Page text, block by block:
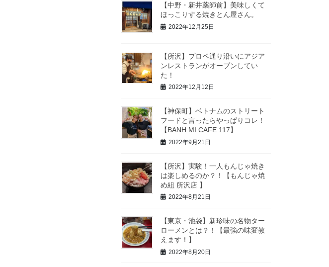
【中野・新井薬師前】美味しくて
ほっこりする焼きとん屋さん。
2022年12月25日
【所沢】プロペ通り沿いにアジア
ンレストランがオープンしてい
た！
2022年12月12日
【神保町】ベトナムのストリート
フードと言ったらやっぱりコレ！
【BANH MI CAFE 117】
2022年9月21日
【所沢】実験！一人もんじゃ焼き
は楽しめるのか？！【もんじゃ焼
め組 所沢店 】
2022年8月21日
【東京・池袋】新珍味の名物ター
ローメンとは？！【最強の味変教
えます！】
2022年8月20日